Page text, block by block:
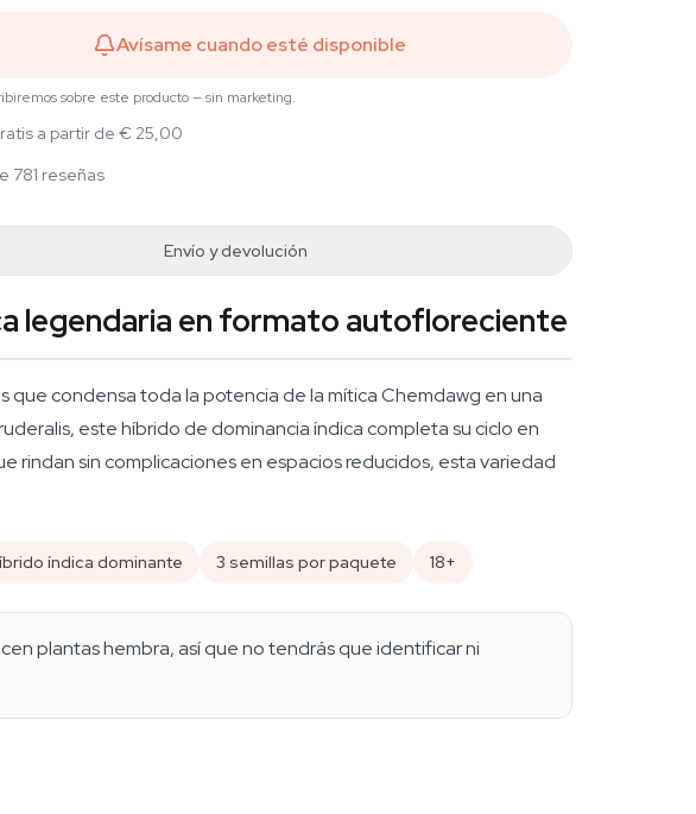
Avísame cuando esté disponible
sobre este producto — sin marketing.
a partir de € 25,00
781 reseñas
Envío y devolución
legendaria en formato autofloreciente
condensa toda la potencia de la mítica Chemdawg en una
este híbrido de dominancia índica completa su ciclo en
rindan sin complicaciones en espacios reducidos, esta variedad
índica dominante 3 semillas por paquete 18+
plantas hembra, así que no tendrás que identificar ni